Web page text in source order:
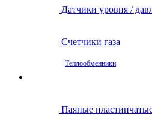
Датчики уровня /
Счетчики газа
Теплообменники
Паяные